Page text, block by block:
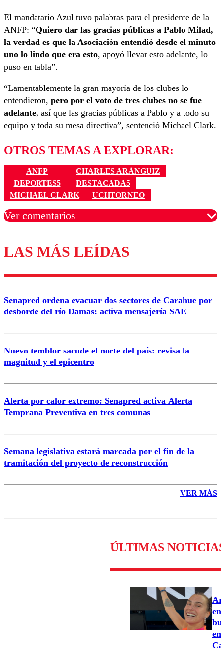
El mandatario Azul tuvo palabras para el presidente de la
ANFP: “Quiero dar las gracias públicas a Pablo Milad,
la verdad es que la Asociación entendió desde el minuto
uno lo lindo que era esto, apoyó llevar esto adelante, lo
puso en tabla”.
“Lamentablemente la gran mayoría de los clubes lo
entendieron, pero por el voto de tres clubes no se fue
adelante, así que las gracias públicas a Pablo y a todo su
equipo y toda su mesa directiva”, sentenció Michael Clark.
OTROS TEMAS A EXPLORAR:
ANFP
CHARLES ARÁNGUIZ
DEPORTES5
DESTACADA5
MICHAEL CLARK
UCHTORNEO
Ver comentarios
Los comentarios son moderados para garantizar un
diálogo respetuoso.
Correo
LAS MÁS LEÍDAS
Senapred ordena evacuar dos sectores de Carahue por
desborde del río Damas: activa mensajería SAE
Nuevo temblor sacude el norte del país: revisa la
magnitud y el epicentro
Alerta por calor extremo: Senapred activa Alerta
Temprana Preventiva en tres comunas
Semana legislativa estará marcada por el fin de la
tramitación del proyecto de reconstrucción
VER MÁS
ÚLTIMAS